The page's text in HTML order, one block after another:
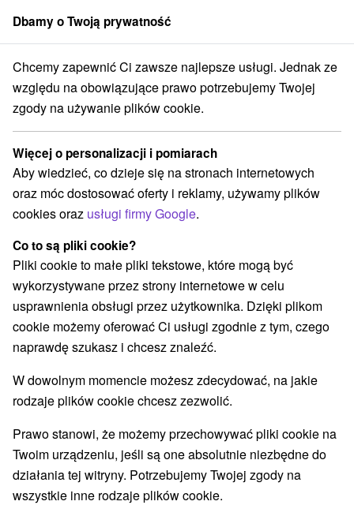
członek grupySorger
Słowacji Západné Slovensko Trnavský kraj Borský Svätý Jur
Zakwaterowanie na Słowacji
Borský Svätý Jur
Kategorie
Wszystkie kategorie
Chaty na prenájom
Penzióny(1)
Wybierz lokalizację lub datę
WSZYSTKO NAJTAŃSZE NAJDROŻSZE NA
Dbamy o Twoją prywatność
Chcemy zapewnić Ci zawsze najlepsze usługi. Jednak ze
względu na obowiązujące prawo potrzebujemy Twojej
zgody na używanie plików cookie.
Więcej o personalizacji i pomiarach
Aby wiedzieć, co dzieje się na stronach internetowych
oraz móc dostosować oferty i reklamy, używamy plików
cookies oraz usługi firmy Google.
Co to są pliki cookie?
Pliki cookie to małe pliki tekstowe, które mogą być
wykorzystywane przez strony internetowe w celu
usprawnienia obsługi przez użytkownika. Dzięki plikom
cookie możemy oferować Ci usługi zgodnie z tym, czego
naprawdę szukasz i chcesz znaleźć.
W dowolnym momencie możesz zdecydować, na jakie
rodzaje plików cookie chcesz zezwolić.
Prawo stanowi, że możemy przechowywać pliki cookie na
Twoim urządzeniu, jeśli są one absolutnie niezbędne do
działania tej witryny. Potrzebujemy Twojej zgody na
wszystkie inne rodzaje plików cookie.